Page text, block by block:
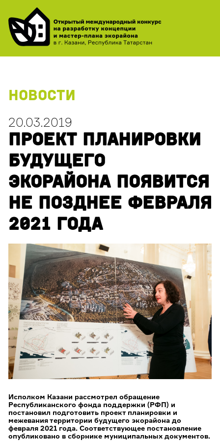
НОВОСТИ
20.03.2019
ПРОЕКТ ПЛАНИРОВКИ
БУДУЩЕГО
ЭКОРАЙОНА ПОЯВИТСЯ
НЕ ПОЗДНЕЕ ФЕВРАЛЯ
2021 ГОДА
Исполком Казани рассмотрел обращение
Республиканского фонда поддержки (РФП) и
постановил подготовить проект планировки и
межевания территории будущего экорайона до
февраля 2021 года. Соответствующее постановление
опубликовано в сборнике муниципальных документов.